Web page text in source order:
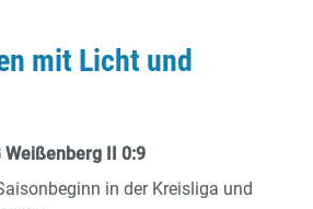
mit Licht und
Weißenberg II 0:9
in der Kreisliga und